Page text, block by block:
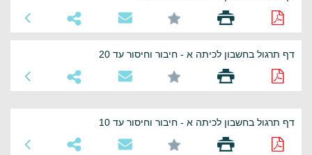
דף תרגול בחשבון לכיתה א - חיבור וחיסור עד 20
דף תרגול בחשבון לכיתה א - חיבור וחיסור עד 10